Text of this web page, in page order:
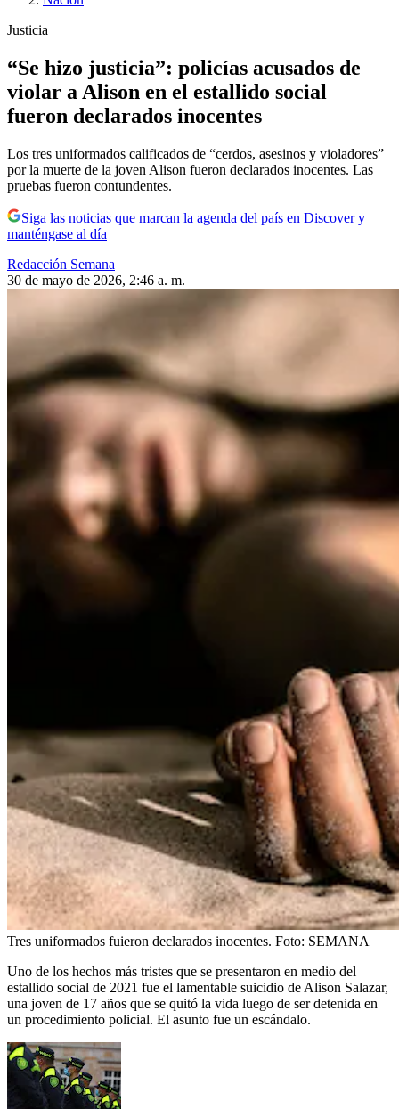
Justicia
“Se hizo justicia”: policías acusados de
violar a Alison en el estallido social
fueron declarados inocentes
Los tres uniformados calificados de “cerdos, asesinos y violadores”
por la muerte de la joven Alison fueron declarados inocentes. Las
pruebas fueron contundentes.
Siga las noticias que marcan la agenda del país en Discover y
manténgase al día
Redacción Semana
30 de mayo de 2026, 2:46 a. m.
Tres uniformados fuieron declarados inocentes. Foto: SEMANA
Uno de los hechos más tristes que se presentaron en medio del
estallido social de 2021 fue el lamentable suicidio de Alison Salazar,
una joven de 17 años que se quitó la vida luego de ser detenida en
un procedimiento policial. El asunto fue un escándalo.